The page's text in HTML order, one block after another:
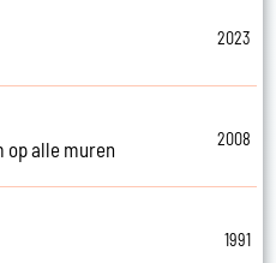
2023
op alle muren
2008
1991